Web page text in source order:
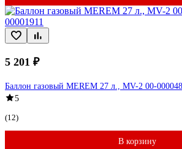
5 201 ₽
Баллон газовый MEREM 27 л., MV-2 00-
5
(12)
В корзину